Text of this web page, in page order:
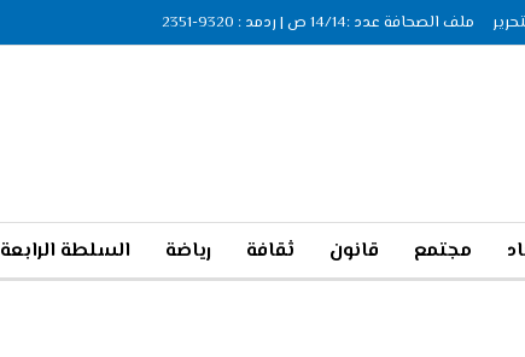
ملف الصحافة عدد :14/14 ص | ردمد : 9320-2351
مجتمع قانون ثقافة رياضة السلطة الرابعة